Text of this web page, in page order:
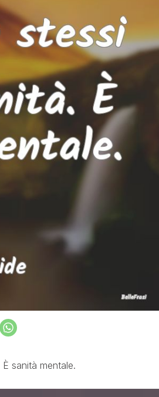
sanità mentale.